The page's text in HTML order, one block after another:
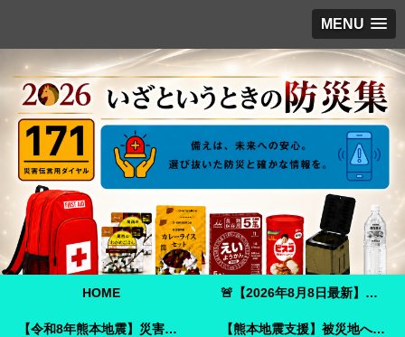
MENU
HOME 🚨【2026年8月8日最新】熊本地震 災害ボランティア募集情報🚨
【令和8年熊本地震】災害ボランティア参加ガイド｜事前登録・申し込み方法・ボランティア活動保険 【熊本地震支援】被災地へ必要な支援物資を届けませんか？｜Amazonほしい物リストで今すぐ支援できます